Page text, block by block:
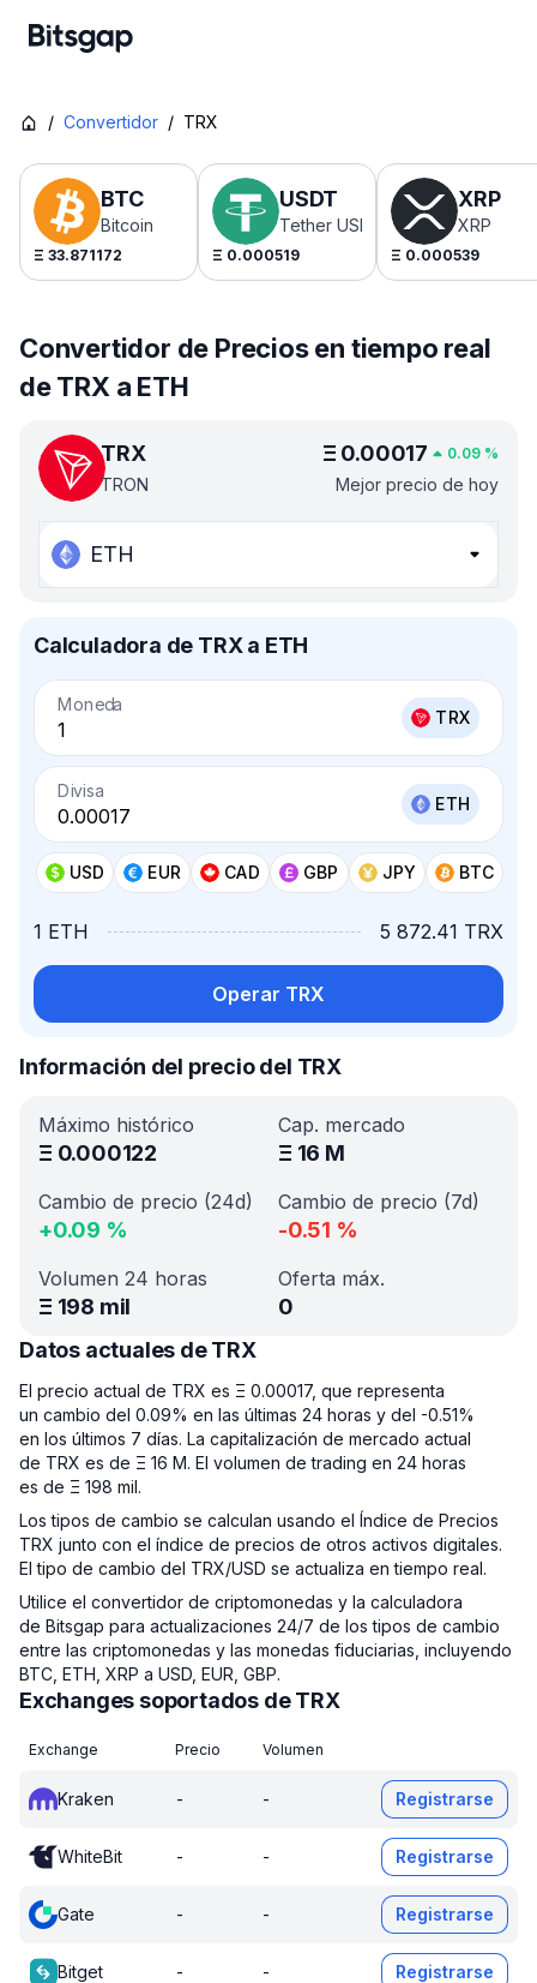
/ Convertidor / TRX
BTC
Bitcoin
Ξ 33.871172
USDT
Tether USDt
Ξ 0.000519
XRP
XRP
Ξ 0.000539
Convertidor de Precios en tiempo real
de TRX a ETH
TRX
TRON
Ξ 0.00017 0.09 %
Mejor precio de hoy
ETH
Calculadora de TRX a ETH
Moneda
TRX
Divisa
ETH
USD EUR CAD GBP JPY BTC
1 ETH 5 872.41 TRX
Operar TRX
Información del precio del TRX
Máximo histórico
Ξ 0.000122
Cap. mercado
Ξ 16 M
Cambio de precio (24d)
+0.09 %
Cambio de precio (7d)
-0.51 %
Volumen 24 horas
Ξ 198 mil
Oferta máx.
0
Datos actuales de TRX
El precio actual de TRX es Ξ 0.00017, que representa
un cambio del 0.09% en las últimas 24 horas y del -0.51%
en los últimos 7 días. La capitalización de mercado actual
de TRX es de Ξ 16 M. El volumen de trading en 24 horas
es de Ξ 198 mil.
Los tipos de cambio se calculan usando el Índice de Precios
TRX junto con el índice de precios de otros activos digitales.
El tipo de cambio del TRX/USD se actualiza en tiempo real.
Utilice el convertidor de criptomonedas y la calculadora
de Bitsgap para actualizaciones 24/7 de los tipos de cambio
entre las criptomonedas y las monedas fiduciarias, incluyendo
BTC, ETH, XRP a USD, EUR, GBP.
Exchanges soportados de TRX
Exchange Precio Volumen
Kraken - - Registrarse
WhiteBit - - Registrarse
Gate - - Registrarse
Bitget - - Registrarse